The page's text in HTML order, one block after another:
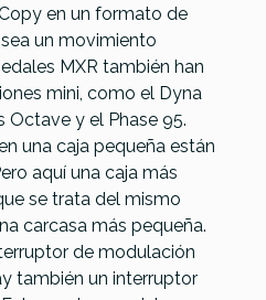
en un formato de
un movimiento
MXR también han
mini, como el Dyna
Octave y el Phase 95.
una caja pequeña están
aquí una caja más
se trata del mismo
carcasa más pequeña.
de modulación
también un interruptor
178,00 € 175,00 €
para comparar